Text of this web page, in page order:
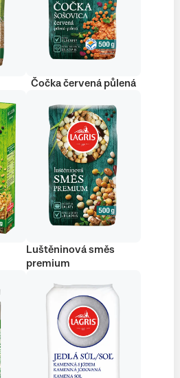
Čočka červená půlená
Luštěninová směs
premium